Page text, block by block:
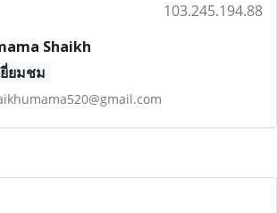
103.245.194.88
Shaikh
ยี่ยมชม